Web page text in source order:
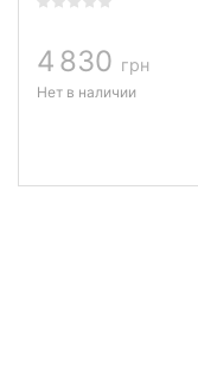
4 830 грн
Нет в наличии